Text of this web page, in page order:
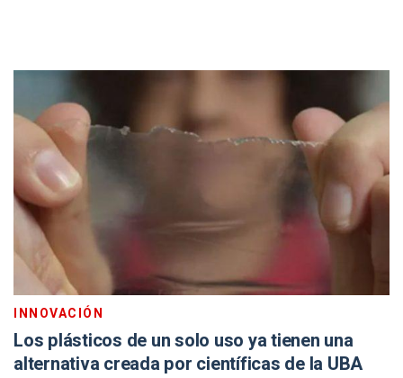
INNOVACIÓN
Los plásticos de un solo uso ya tienen una
alternativa creada por científicas de la UBA